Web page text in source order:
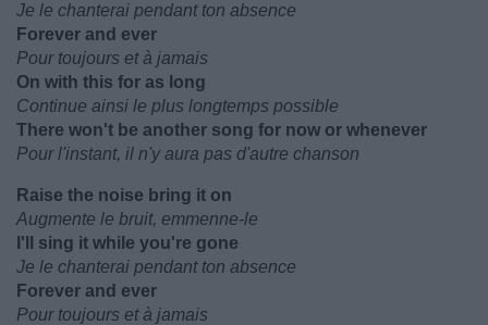
Je le chanterai pendant ton absence
Forever and ever
Pour toujours et à jamais
On with this for as long
Continue ainsi le plus longtemps possible
There won't be another song for now or whenever
Pour l'instant, il n'y aura pas d'autre chanson
Raise the noise bring it on
Augmente le bruit, emmenne-le
I'll sing it while you're gone
Je le chanterai pendant ton absence
Forever and ever
Pour toujours et à jamais